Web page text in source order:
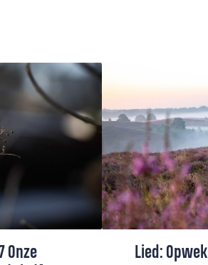
Onze
Lied: